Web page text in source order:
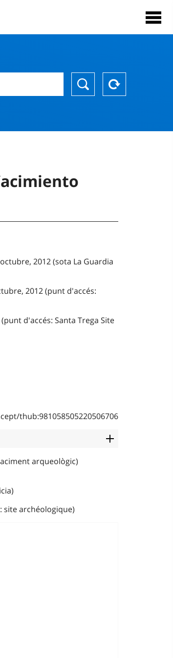
2012 (sota La Guardia
2012 (punt d'accés:
d'accés: Santa Trega Site
thub:981058505220506706
arqueològic)
site archéologique)